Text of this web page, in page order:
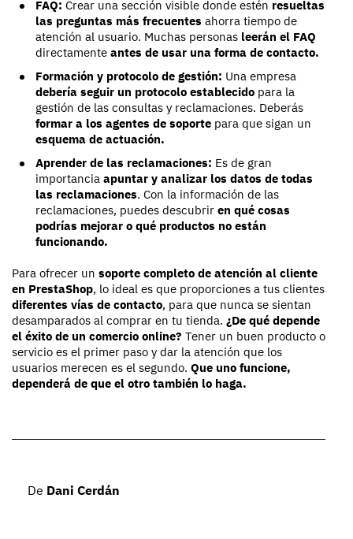
FAQ: Crear una sección visible donde estén resueltas
las preguntas más frecuentes ahorra tiempo de
atención al usuario. Muchas personas leerán el FAQ
directamente antes de usar una forma de contacto.
Formación y protocolo de gestión: Una empresa
debería seguir un protocolo establecido para la
gestión de las consultas y reclamaciones. Deberás
formar a los agentes de soporte para que sigan un
esquema de actuación.
Aprender de las reclamaciones: Es de gran
importancia apuntar y analizar los datos de todas
las reclamaciones. Con la información de las
reclamaciones, puedes descubrir en qué cosas
podrías mejorar o qué productos no están
funcionando.
Para ofrecer un soporte completo de atención al cliente
en PrestaShop, lo ideal es que proporciones a tus clientes
diferentes vías de contacto, para que nunca se sientan
desamparados al comprar en tu tienda. ¿De qué depende
el éxito de un comercio online? Tener un buen producto o
servicio es el primer paso y dar la atención que los
usuarios merecen es el segundo. Que uno funcione,
dependerá de que el otro también lo haga.
De Dani Cerdán